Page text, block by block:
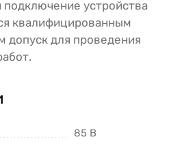
устройства
квалифицированным
для проведения
85 В